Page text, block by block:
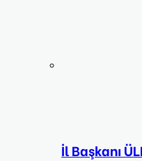
İl Başkanı